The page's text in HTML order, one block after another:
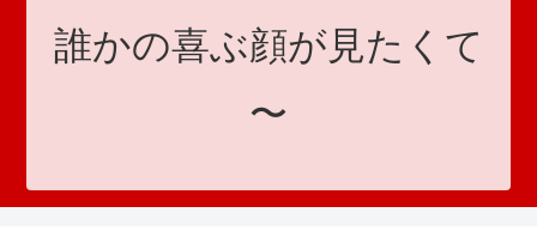
誰かの喜ぶ顔が見たくて
〜